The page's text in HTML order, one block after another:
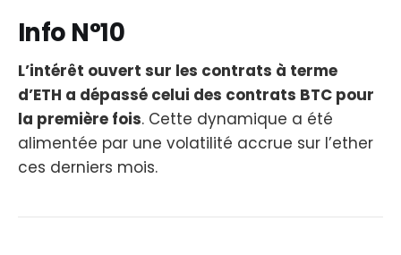
Info N°10
L’intérêt ouvert sur les contrats à terme
d’ETH a dépassé celui des contrats BTC pour
la première fois. Cette dynamique a été
alimentée par une volatilité accrue sur l’ether
ces derniers mois.